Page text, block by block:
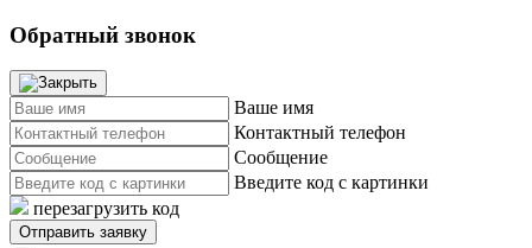
Обратный звонок
Ваше имя
Контактный телефон
Сообщение
Введите код с картинки
перезагрузить код